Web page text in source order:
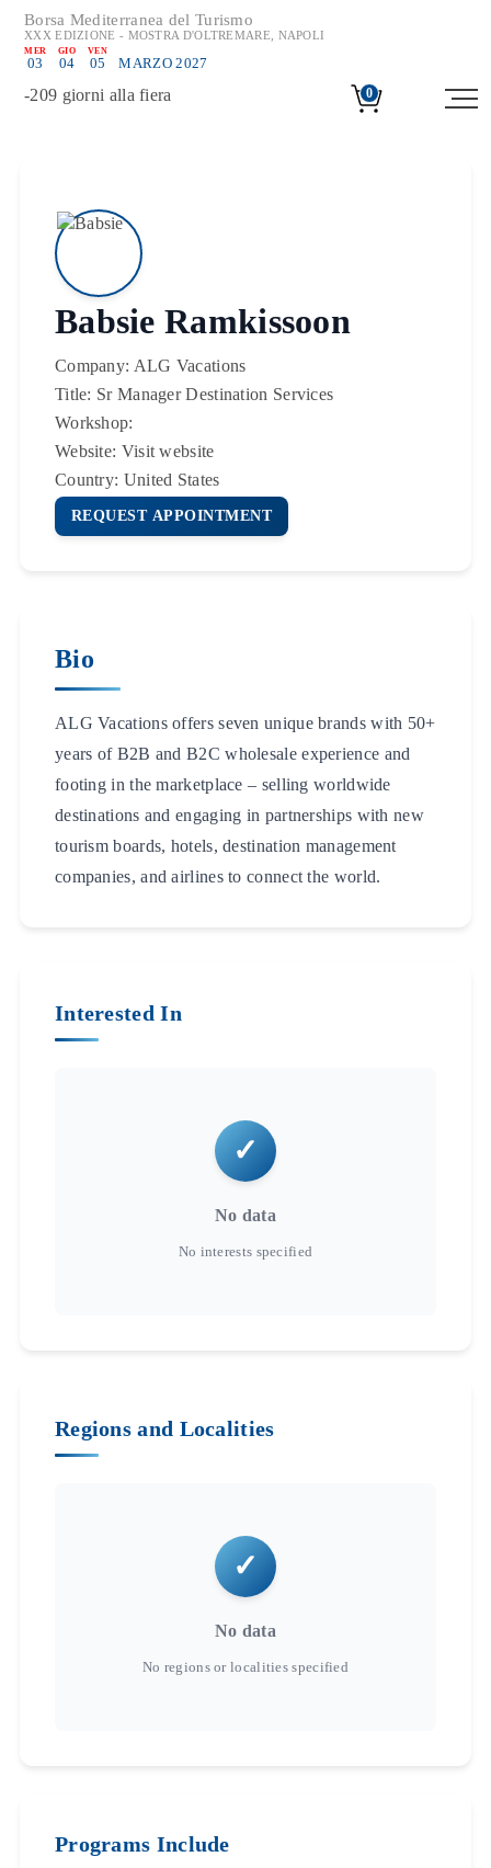
Borsa Mediterranea del Turismo
XXX EDIZIONE - MOSTRA D'OLTREMARE, NAPOLI
MER
03
GIO
04
VEN
05 MARZO 2027
-209 giorni alla fiera 0
Babsie Ramkissoon
Company: ALG Vacations
Title: Sr Manager Destination Services
Workshop:
Website: Visit website
Country: United States
REQUEST APPOINTMENT
Bio
ALG Vacations offers seven unique brands with 50+
years of B2B and B2C wholesale experience and
footing in the marketplace – selling worldwide
destinations and engaging in partnerships with new
tourism boards, hotels, destination management
companies, and airlines to connect the world.
Interested In
No data
Regions and Localities
No data
Programs Include